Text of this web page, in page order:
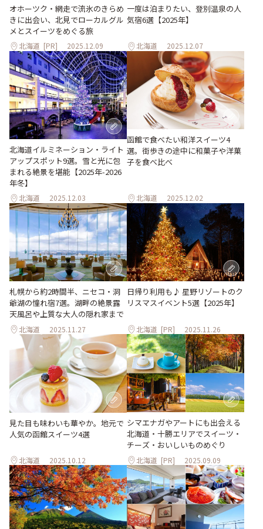
オホーツク・網走で流氷のきらめ
きに出会い、北見でローカルグル
メとスイーツをめぐる旅
北海道 [PR] 2025.12.09
一度は泊まりたい、登別温泉の人
気宿6選【2025年】
北海道 2025.12.07
北海道イルミネーション・ライト
アップスポット9選。雪と光に包
まれる絶景を堪能【2025年-2026
年冬】
北海道 2025.12.03
函館で食べたい和洋スイーツ4
選。街歩きの途中に和菓子や洋菓
子を食べ比べ
北海道 2025.12.02
札幌から約2時間半、ニセコ・洞
爺湖の憧れ宿7選。湖畔の絶景露
天風呂や上質な大人の隠れ家まで
北海道 2025.11.27
日帰り利用も♪ 星野リゾートのク
リスマスイベント5選【2025年】
北海道 [PR] 2025.11.26
見た目も味わいも華やか。地元で
人気の函館スイーツ4選
北海道 2025.10.12
シマエナガやアートにも出会える
北海道・十勝エリアでスイーツ・
チーズ・おいしいものめぐり
北海道 [PR] 2025.09.09